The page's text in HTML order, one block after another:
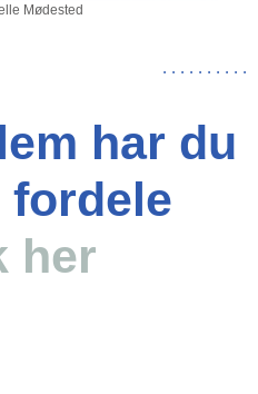
Mødested
. . . . . . . . . .
har du
fordele
her